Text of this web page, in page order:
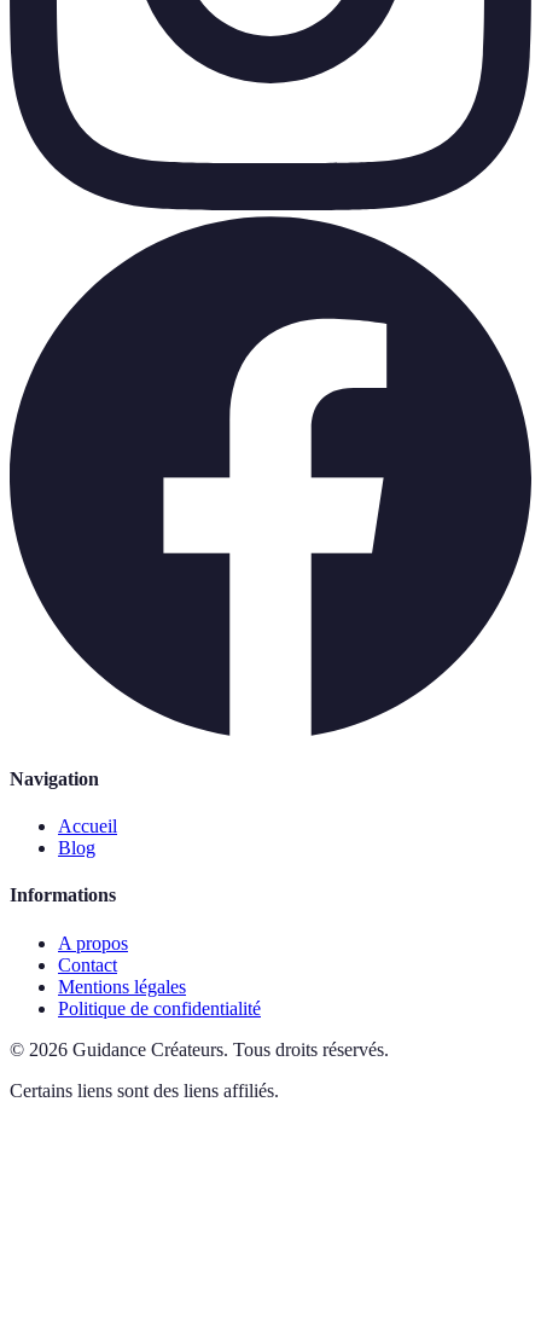
Navigation
Accueil
Blog
Informations
A propos
Contact
Mentions légales
Politique de confidentialité
© 2026 Guidance Créateurs. Tous droits réservés.
Certains liens sont des liens affiliés.